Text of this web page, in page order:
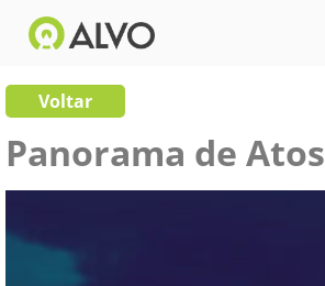
Voltar
Panorama de Atos